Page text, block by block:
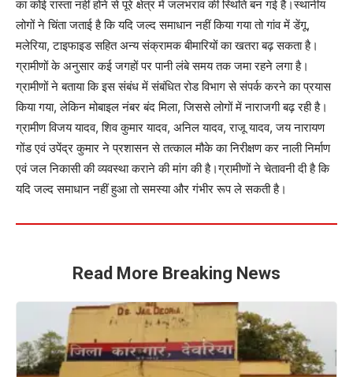
का कोई रास्ता नहीं होने से पूरे क्षेत्र में जलभराव की स्थिति बन गई है।स्थानीय
लोगों ने चिंता जताई है कि यदि जल्द समाधान नहीं किया गया तो गांव में डेंगू,
मलेरिया, टाइफाइड सहित अन्य संक्रामक बीमारियों का खतरा बढ़ सकता है।
ग्रामीणों के अनुसार कई जगहों पर पानी लंबे समय तक जमा रहने लगा है।
ग्रामीणों ने बताया कि इस संबंध में संबंधित रोड विभाग से संपर्क करने का प्रयास
किया गया, लेकिन मोबाइल नंबर बंद मिला, जिससे लोगों में नाराजगी बढ़ रही है।
ग्रामीण विजय यादव, शिव कुमार यादव, अनिल यादव, राजू यादव, जय नारायण
गोंड एवं उपेंद्र कुमार ने प्रशासन से तत्काल मौके का निरीक्षण कर नाली निर्माण
एवं जल निकासी की व्यवस्था कराने की मांग की है।ग्रामीणों ने चेतावनी दी है कि
यदि जल्द समाधान नहीं हुआ तो समस्या और गंभीर रूप ले सकती है।
Read More Breaking News